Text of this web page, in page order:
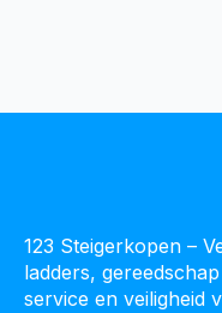
123 Steigerkopen –
ladders,
service en veiligheid